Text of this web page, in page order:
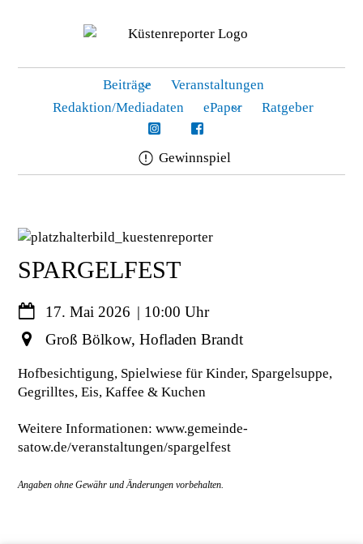
Beiträge
Veranstaltungen
Redaktion/Mediadaten
ePaper Ratgeber
Gewinnspiel
content
SPARGELFEST
17. Mai 2026
10:00
Groß Bölkow, Hofladen Brandt
Hofbesichtigung, Spielwiese für Kinder, Spargelsuppe,
Gegrilltes, Eis, Kaffee & Kuchen
Weitere Informationen:www.gemeinde-
satow.de/veranstaltungen/spargelfest